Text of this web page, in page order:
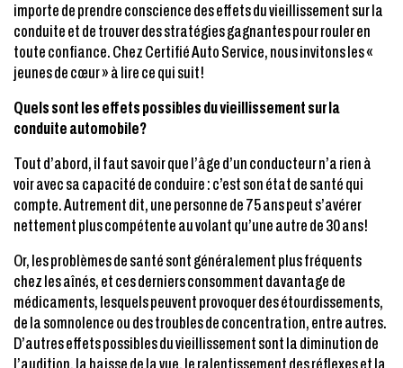
importe de prendre conscience des effets du vieillissement sur la
conduite et de trouver des stratégies gagnantes pour rouler en
toute confiance. Chez Certifié Auto Service, nous invitons les «
jeunes de cœur » à lire ce qui suit!
Quels sont les effets possibles du vieillissement sur la
conduite automobile?
Tout d’abord, il faut savoir que l’âge d’un conducteur n’a rien à
voir avec sa capacité de conduire : c’est son état de santé qui
compte. Autrement dit, une personne de 75 ans peut s’avérer
nettement plus compétente au volant qu’une autre de 30 ans!
Or, les problèmes de santé sont généralement plus fréquents
chez les aînés, et ces derniers consomment davantage de
médicaments, lesquels peuvent provoquer des étourdissements,
de la somnolence ou des troubles de concentration, entre autres.
D’autres effets possibles du vieillissement sont la diminution de
l’audition, la baisse de la vue, le ralentissement des réflexes et la